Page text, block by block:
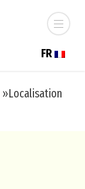
FR
»Localisation